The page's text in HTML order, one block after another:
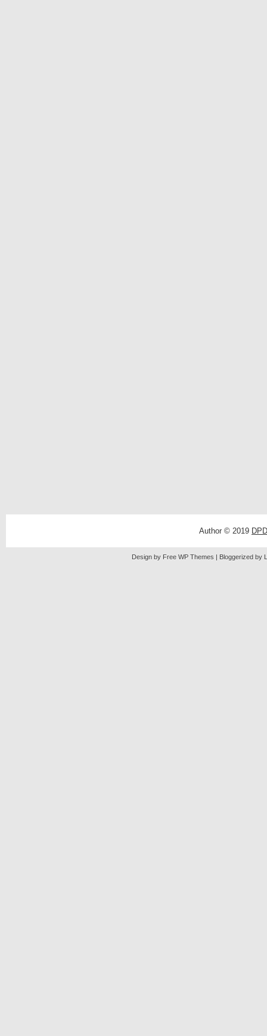
Author © 2019
Design by Free WP Themes | Bloggerized by